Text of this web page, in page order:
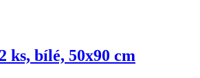
2 ks, bílé, 50x90 cm